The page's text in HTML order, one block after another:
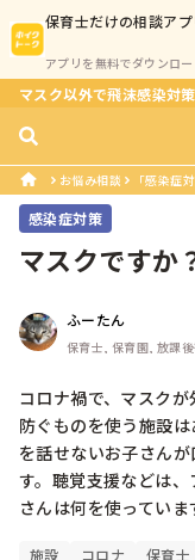
保育士だけの相談アプ
アプリを無料でダウンロー
マスク以外で飛沫感染対
お悩み相談 「感染症
感染症対策
マスクですか
ふーたん
保育士, 保育園, 放課
コロナ禍で、マスク
防ぐものを使う施設
を話せないお子さん
す。聴覚支援などは
さんは何を使っていま
施設 コロナ 保育士